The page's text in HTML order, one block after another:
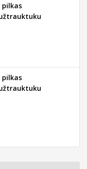
pilkas
pilkas